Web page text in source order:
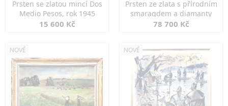
Prsten se zlatou mincí Dos
Medio Pesos, rok 1945
15 600 Kč
Prsten ze zlata s přírodním
smaragdem a diamanty
78 700 Kč
NOVÉ NOVÉ